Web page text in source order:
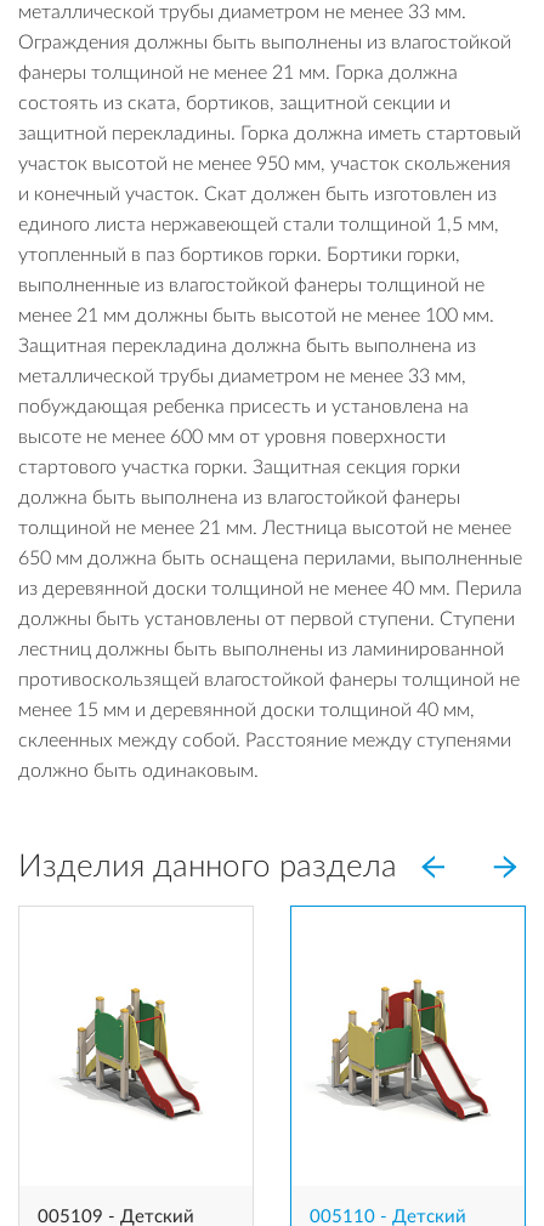
металлической трубы диаметром не менее 33 мм.
Ограждения должны быть выполнены из влагостойкой
фанеры толщиной не менее 21 мм. Горка должна
состоять из ската, бортиков, защитной секции и
защитной перекладины. Горка должна иметь стартовый
участок высотой не менее 950 мм, участок скольжения
и конечный участок. Скат должен быть изготовлен из
единого листа нержавеющей стали толщиной 1,5 мм,
утопленный в паз бортиков горки. Бортики горки,
выполненные из влагостойкой фанеры толщиной не
менее 21 мм должны быть высотой не менее 100 мм.
Защитная перекладина должна быть выполнена из
металлической трубы диаметром не менее 33 мм,
побуждающая ребенка присесть и установлена на
высоте не менее 600 мм от уровня поверхности
стартового участка горки. Защитная секция горки
должна быть выполнена из влагостойкой фанеры
толщиной не менее 21 мм. Лестница высотой не менее
650 мм должна быть оснащена перилами, выполненные
из деревянной доски толщиной не менее 40 мм. Перила
должны быть установлены от первой ступени. Ступени
лестниц должны быть выполнены из ламинированной
противоскользящей влагостойкой фанеры толщиной не
менее 15 мм и деревянной доски толщиной 40 мм,
склеенных между собой. Расстояние между ступенями
должно быть одинаковым.
Изделия данного раздела
005109 - Детский
005110 - Детский